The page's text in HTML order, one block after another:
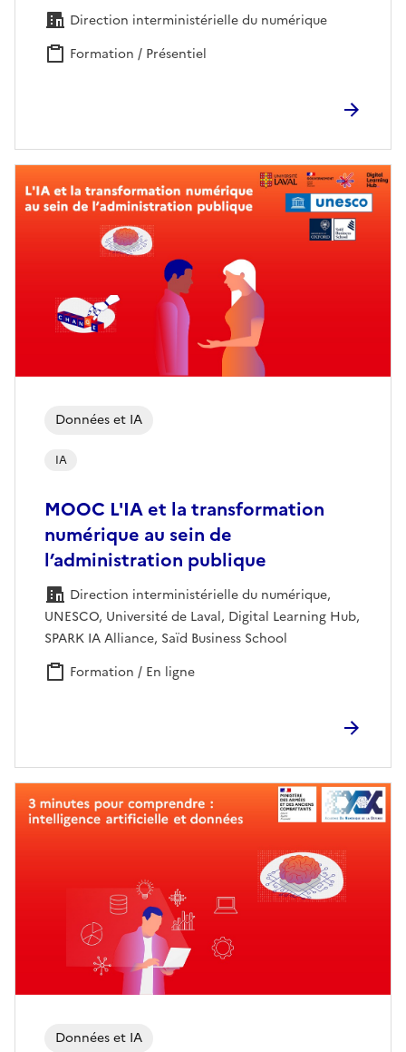
Direction interministérielle du numérique
Formation / Présentiel
Données et IA
IA
MOOC L'IA et la transformation
numérique au sein de
l’administration publique
Direction interministérielle du numérique,
UNESCO, Université de Laval, Digital Learning Hub,
SPARK IA Alliance, Saïd Business School
Formation / En ligne
Données et IA